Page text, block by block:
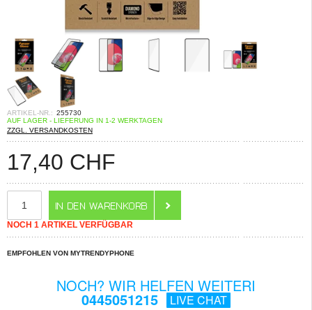
ARTIKEL-NR.: 255730
AUF LAGER - LIEFERUNG IN 1-2 WERKTAGEN
ZZGL. VERSANDKOSTEN
17,40 CHF
NOCH 1 ARTIKEL VERFÜGBAR
EMPFOHLEN VON MYTRENDYPHONE
NOCH? WIR HELFEN WEITERI
0445051215 LIVE CHAT